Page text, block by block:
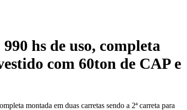
hs de uso, completa
com 60ton de CAP e
montada em duas carretas sendo a 2ª carreta para